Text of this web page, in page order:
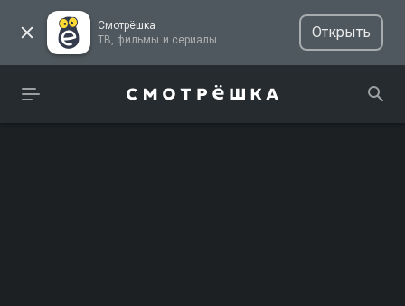
Смотрёшка
ТВ, фильмы и сериалы
Открыть